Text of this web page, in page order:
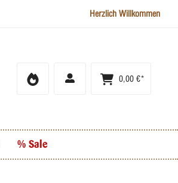
Herzlich Willkommen
0,00 €*
% Sale